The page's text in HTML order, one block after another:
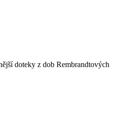
doteky z dob Rembrandtových